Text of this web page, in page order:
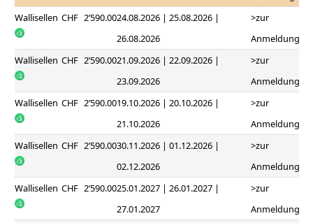
Wallisellen CHF 2’590.0024.08.2026 | 25.08.2026 |
26.08.2026
>zur
Anmeldung
Wallisellen CHF 2’590.0021.09.2026 | 22.09.2026 |
23.09.2026
>zur
Anmeldung
Wallisellen CHF 2’590.0019.10.2026 | 20.10.2026 |
21.10.2026
>zur
Anmeldung
Wallisellen CHF 2’590.0030.11.2026 | 01.12.2026 |
02.12.2026
>zur
Anmeldung
Wallisellen CHF 2’590.0025.01.2027 | 26.01.2027 |
27.01.2027
>zur
Anmeldung